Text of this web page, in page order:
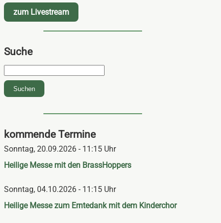
zum Livestream
Suche
Suchen
kommende Termine
Sonntag, 20.09.2026 - 11:15 Uhr
Heilige Messe mit den BrassHoppers
Sonntag, 04.10.2026 - 11:15 Uhr
Heilige Messe zum Erntedank mit dem Kinderchor